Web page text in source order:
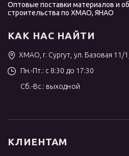
Оптовые поставки материалов и
строительства по ХМАО, ЯНАО
КАК НАС НАЙТИ
ХМАО, г. Сургут, ул. Базовая 11/
Пн.-Пт.: с 8:30 до 17:30
Сб.-Вс.: выходной
КЛИЕНТАМ